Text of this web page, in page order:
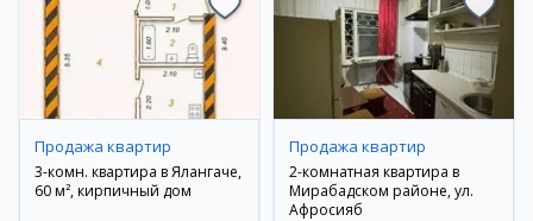
Продажа квартир
3-комн. квартира в Ялангаче,
60 м², кирпичный дом
Продажа квартир
2-комнатная квартира в
Мирабадском районе, ул.
Афросияб